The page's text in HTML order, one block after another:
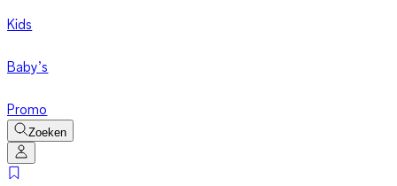
Kids
Baby’s
Promo
Zoeken